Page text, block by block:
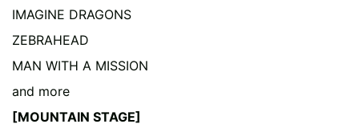
IMAGINE DRAGONS
ZEBRAHEAD
MAN WITH A MISSION
and more
[MOUNTAIN STAGE]